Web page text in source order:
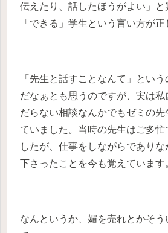
伝えたり、話したほうがよい」
「できる」学生という言い方が正
「先生と話すことなんて」とい
だなぁとも思うのですが、実は私
だらない相談なんかでもゼミの先
ていました。当時の先生はご多忙
したが、仕事をしながらであり
下さったことを今も覚えています
なんというか、媚を売れとかそう